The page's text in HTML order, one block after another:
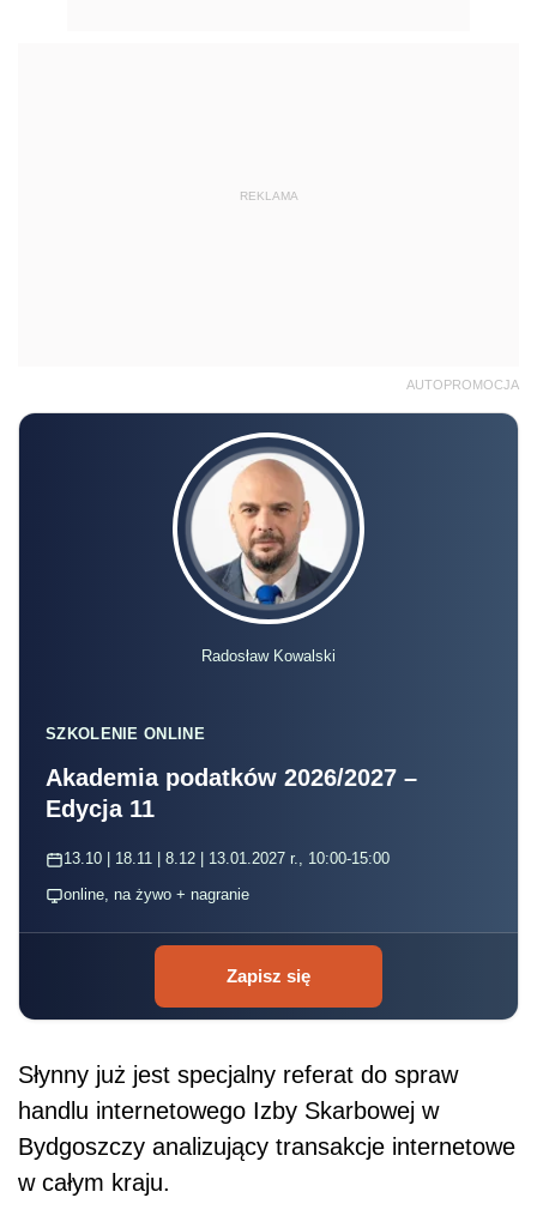
REKLAMA
AUTOPROMOCJA
Radosław Kowalski
SZKOLENIE ONLINE
Akademia podatków 2026/2027 –
Edycja 11
13.10 | 18.11 | 8.12 | 13.01.2027 r., 10:00-15:00
online, na żywo + nagranie
Zapisz się
Słynny już jest specjalny referat do spraw
handlu internetowego Izby Skarbowej w
Bydgoszczy analizujący transakcje internetowe
w całym kraju.